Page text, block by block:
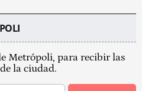
Metrópoli, para recibir las
la ciudad.